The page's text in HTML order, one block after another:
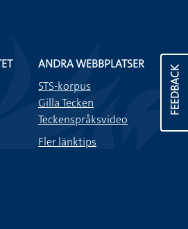
FEEDBACK
ANDRA WEBBPLATSER
STS-korpus
Gilla Tecken
Teckenspråksvideo
Fler länktips